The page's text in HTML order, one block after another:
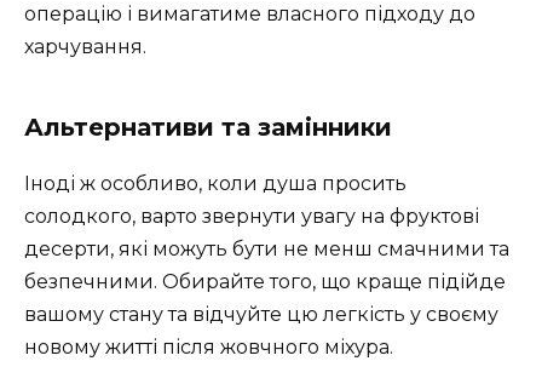
операцію і вимагатиме власного підходу до
харчування.
Альтернативи та замінники
Іноді ж особливо, коли душа просить
солодкого, варто звернути увагу на фруктові
десерти, які можуть бути не менш смачними та
безпечними. Обирайте того, що краще підійде
вашому стану та відчуйте цю легкість у своєму
новому житті після жовчного міхура.